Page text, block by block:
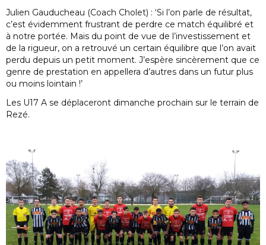
Julien Gauducheau (Coach Cholet) : ‘Si l’on parle de résultat,
c’est évidemment frustrant de perdre ce match équilibré et
à notre portée. Mais du point de vue de l’investissement et
de la rigueur, on a retrouvé un certain équilibre que l’on avait
perdu depuis un petit moment. J’espère sincèrement que ce
genre de prestation en appellera d’autres dans un futur plus
ou moins lointain !’
Les U17 A se déplaceront dimanche prochain sur le terrain de
Rezé.